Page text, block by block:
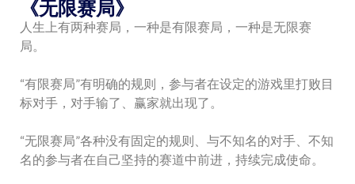
《无限赛局》
人生上有两种赛局，一种是有限赛局，一种是无限赛
局。
“有限赛局”有明确的规则，参与者在设定的游戏里打败目
标对手，对手输了、赢家就出现了。
“无限赛局”各种没有固定的规则、与不知名的对手、不知
名的参与者在自己坚持的赛道中前进，持续完成使命。